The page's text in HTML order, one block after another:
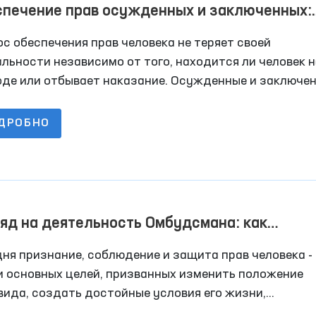
прав осужденных и заключенных:
законодательства и
общественного контроля
обеспечения прав человека не теряет своей
независимо от того, находится ли человек
или отбывает наказание. Осужденные и
статья 28 Конституции Республики Узбекистан
что лица, лишенные свободы, имеют право
на деятельность Омбудсмана: как
обращения граждан?
признание, соблюдение и защита прав человека -
основных целей, призванных изменить положение
создать достойные условия его жизни,